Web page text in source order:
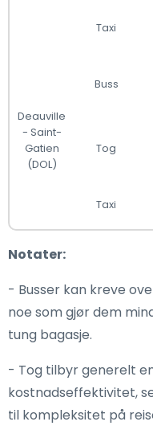
Taxi
Deauville
- Saint-
Gatien
(DOL)
Buss
Tog
Taxi
Notater:
- Busser kan kreve
noe som gjør dem
tung bagasje.
- Tog tilbyr generelt
kostnadseffektivitet,
til kompleksitet på